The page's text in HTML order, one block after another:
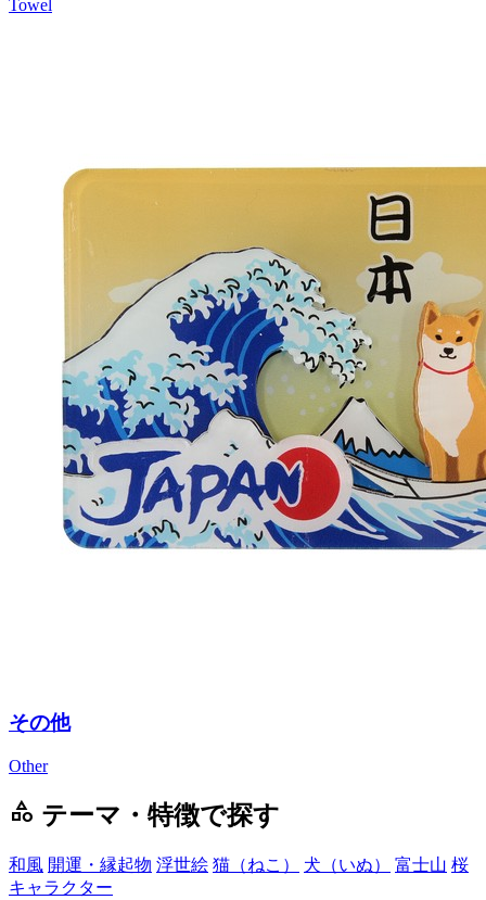
Towel
その他
Other
category テーマ・特徴で探す
和風 開運・縁起物 浮世絵 猫（ねこ） 犬（いぬ） 富士山 桜
キャラクター